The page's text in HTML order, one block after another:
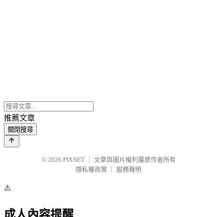
推薦文章
關閉搜尋
© 2026 PIXNET
文章與圖片權利屬原作者所有
隱私權政策
服務聲明
⚠️
成人內容提醒